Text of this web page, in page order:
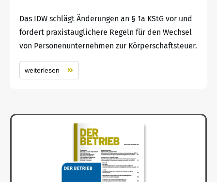
Das IDW schlägt Änderungen an § 1a KStG vor und
fordert praxistauglichere Regeln für den Wechsel
von Personenunternehmen zur Körperschaftsteuer.
weiterlesen